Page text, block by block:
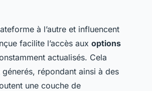
à l’autre et influencent
facilite l’accès aux options
actualisés. Cela
répondant ainsi à des
une couche de